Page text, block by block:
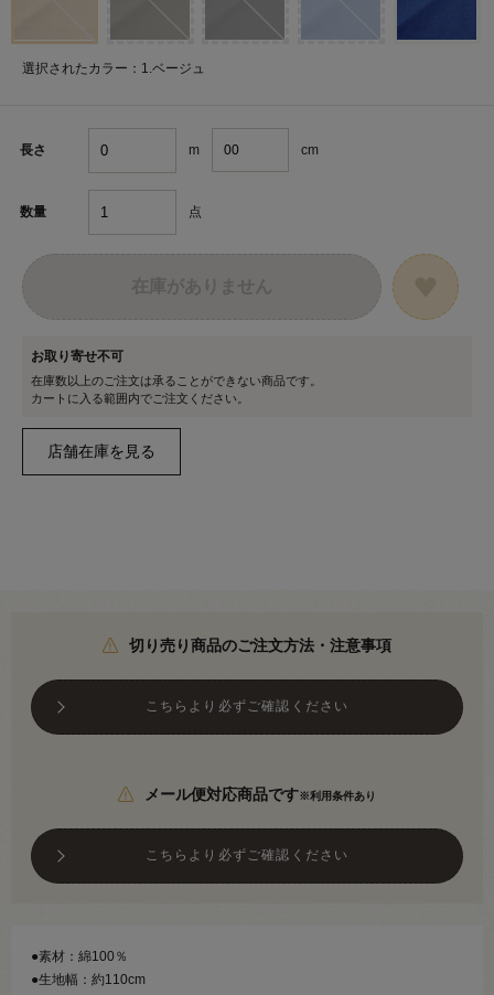
選択されたカラー：1.ベージュ
長さ m cm
数量 点
お取り寄せ不可
在庫数以上のご注文は承ることができない商品です。
カートに入る範囲内でご注文ください。
切り売り商品のご注文方法・注意事項
こちらより必ずご確認ください
メール便対応商品です※利用条件あり
こちらより必ずご確認ください
●素材：綿100％
●生地幅：約110cm